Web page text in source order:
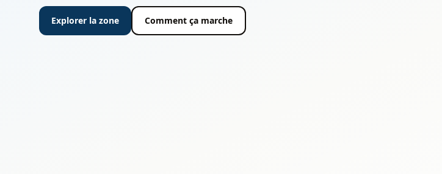
Explorer la zone Comment ça marche